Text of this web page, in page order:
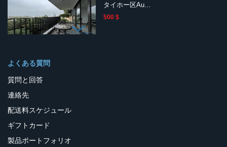
タイホー区Au...
500 $
よくある質問
質問と回答
連絡先
配送料スケジュール
ギフトカード
製品ポートフォリオ